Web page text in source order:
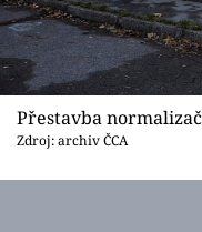
Přestavba
Zdroj: archiv ČCA